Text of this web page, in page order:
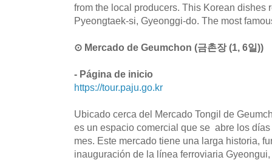
from the local producers. This Korean dishes
Pyeongtaek-si, Gyeonggi-do. The most
⊙ Mercado de Geumchon (금촌장 (1, 6일))
- Página de inicio
https://tour.paju.go.kr
Ubicado cerca del Mercado Tongil de
es un espacio comercial que se abre los
mes. Este mercado tiene una larga historia,
inauguración de la línea ferroviaria